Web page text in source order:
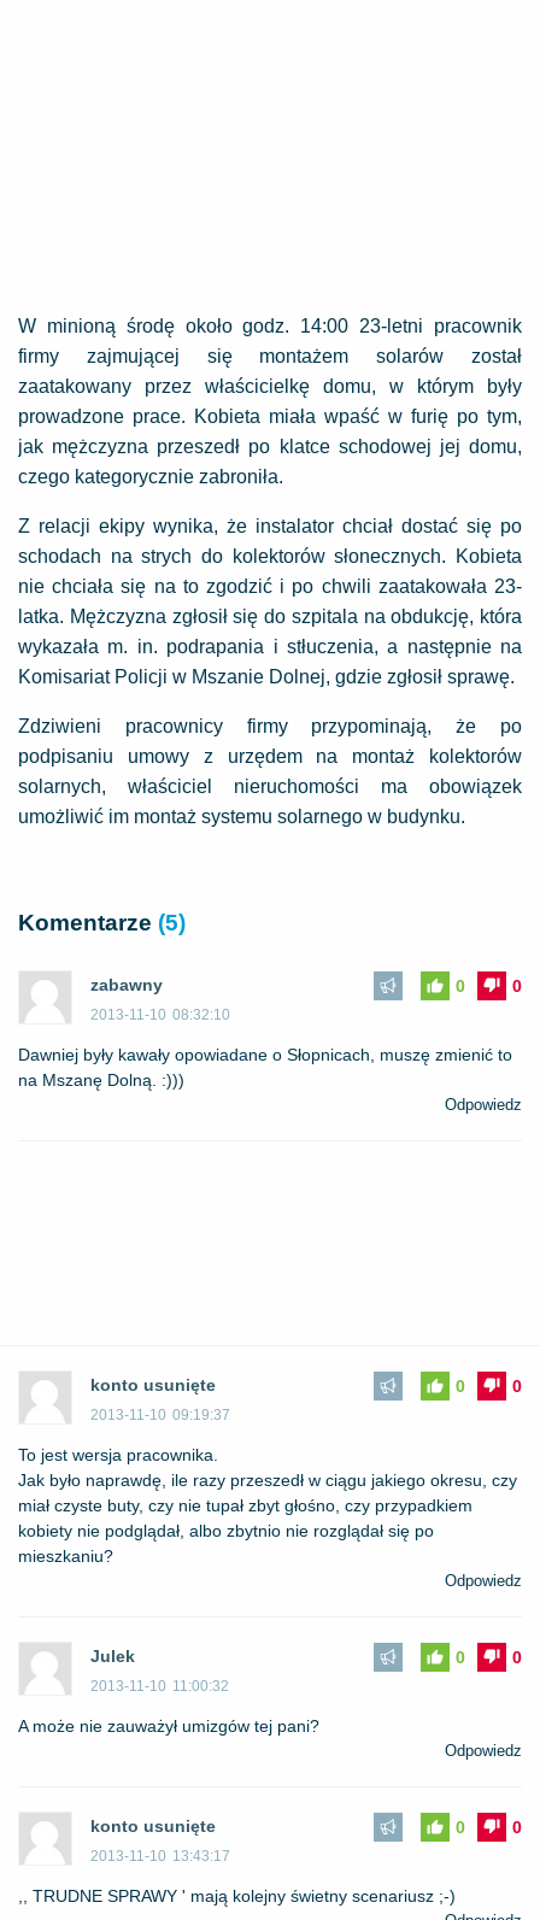
W minioną środę około godz. 14:00 23-letni pracownik
firmy zajmującej się montażem solarów został
zaatakowany przez właścicielkę domu, w którym były
prowadzone prace. Kobieta miała wpaść w furię po tym,
jak mężczyzna przeszedł po klatce schodowej jej domu,
czego kategorycznie zabroniła.
Z relacji ekipy wynika, że instalator chciał dostać się po
schodach na strych do kolektorów słonecznych. Kobieta
nie chciała się na to zgodzić i po chwili zaatakowała 23-
latka. Mężczyzna zgłosił się do szpitala na obdukcję, która
wykazała m. in. podrapania i stłuczenia, a następnie na
Komisariat Policji w Mszanie Dolnej, gdzie zgłosił sprawę.
Zdziwieni pracownicy firmy przypominają, że po
podpisaniu umowy z urzędem na montaż kolektorów
solarnych, właściciel nieruchomości ma obowiązek
umożliwić im montaż systemu solarnego w budynku.
Komentarze (5)
zabawny
2013-11-10 08:32:10
0
0
Dawniej były kawały opowiadane o Słopnicach, muszę zmienić to
na Mszanę Dolną. :)))
Odpowiedz
konto usunięte
2013-11-10 09:19:37
0
0
To jest wersja pracownika.
Jak było naprawdę, ile razy przeszedł w ciągu jakiego okresu, czy
miał czyste buty, czy nie tupał zbyt głośno, czy przypadkiem
kobiety nie podglądał, albo zbytnio nie rozglądał się po
mieszkaniu?
Odpowiedz
Julek
2013-11-10 11:00:32
0
0
A może nie zauważył umizgów tej pani?
Odpowiedz
konto usunięte
2013-11-10 13:43:17
0
0
,, TRUDNE SPRAWY ' mają kolejny świetny scenariusz ;-)